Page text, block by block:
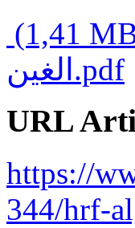
(1,41
الغين.pdf
URL
https://
344/hrf-